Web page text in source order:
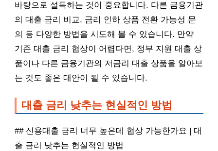
바탕으로 설득하는 것이 중요합니다. 다른 금융기관
의 대출 금리 비교, 금리 인하 상품 전환 가능성 문
의 등 다양한 방법을 시도해 볼 수 있습니다. 만약
기존 대출 금리 협상이 어렵다면, 정부 지원 대출 상
품이나 다른 금융기관의 저금리 대출 상품을 알아보
는 것도 좋은 대안이 될 수 있습니다.
대출 금리 낮추는 현실적인 방법
## 신용대출 금리 너무 높은데 협상 가능한가요 | 대
출 금리 낮추는 현실적인 방법